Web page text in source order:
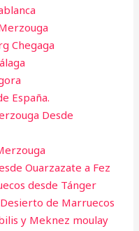
Chegaga
España.
Desde
Ouarzazate a Fez
desde Tánger
de Marruecos
y Meknez moulay